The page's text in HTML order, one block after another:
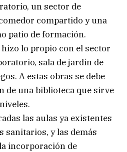
un sector de
compartido y una
patio de formación.
hizo lo propio con el sector
sala de jardín de
A estas obras se debe
de una biblioteca que sirve
las aulas ya existentes
sanitarios, y las demás
incorporación de